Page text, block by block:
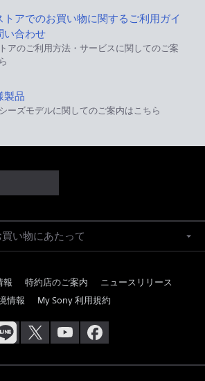
トアでのお買い物に関するご利用ガイ
い合わせ
アのご利用方法・サービスに関してのご案
製品
ーズモデルに関してのご案内はこちら
い物にあたって
報 特約店のご案内
ニュースリリース
情報
My Sony 利用規約